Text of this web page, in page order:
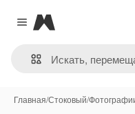
Close menu
Magnific
Главная/Стоковый/